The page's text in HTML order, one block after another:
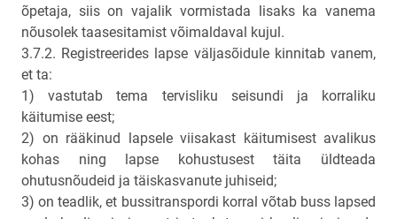
õpetaja, siis on vajalik vormistada lisaks ka vanema
nõusolek taasesitamist võimaldaval kujul.
3.7.2. Registreerides lapse väljasõidule kinnitab vanem,
et ta:
1) vastutab tema tervisliku seisundi ja korraliku
käitumise eest;
2) on rääkinud lapsele viisakast käitumisest avalikus
kohas ning lapse kohustusest täita üldteada
ohutusnõudeid ja täiskasvanute juhiseid;
3) on teadlik, et bussitranspordi korral võtab buss lapsed